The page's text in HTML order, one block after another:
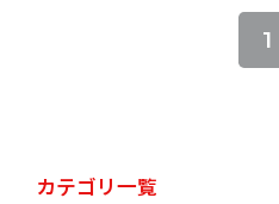
1
カテゴリ一覧